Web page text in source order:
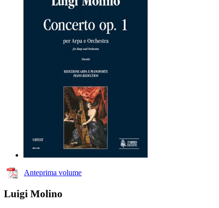
Anteprima volume
Luigi Molino